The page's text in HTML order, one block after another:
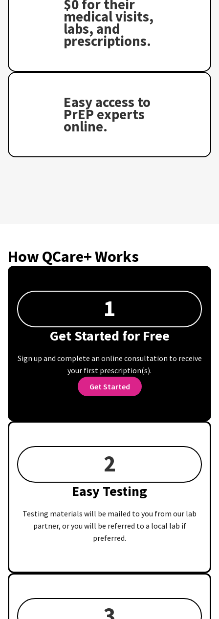
$0 for their
medical visits,
labs, and
prescriptions.
Easy access to
PrEP experts
online.
How QCare+ Works
1
Get Started for Free
Sign up and complete an online consultation to receive
your first prescription(s).
Get Started
2
Easy Testing
Testing materials will be mailed to you from our lab
partner, or you will be referred to a local lab if
preferred.